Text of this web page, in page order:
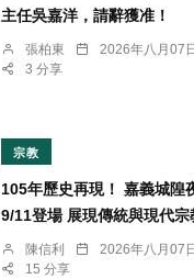
主任吳嘉洋，請辭獲准！
張柏東 2026年八月07日
3 分享
宗教
105年歷史再現！ 嘉義城隍
9/11登場 展現傳統與現代
陳信利 2026年八月07日
15 分享